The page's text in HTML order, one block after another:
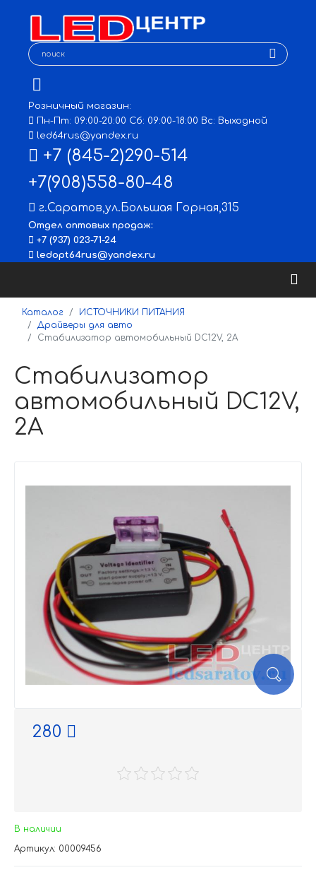
Розничный магазин:
Пн-Пт: 09:00-20:00 Сб: 09:00-18:00 Вс: Выходной
led64rus@yandex.ru
+7 (845-2)290-514
+7(908)558-80-48
г.Саратов,ул.Большая Горная,315
Отдел оптовых продаж:
+7 (937) 023-71-24
ledopt64rus@yandex.ru
Каталог
ИСТОЧНИКИ ПИТАНИЯ
Драйверы для авто
Стабилизатор автомобильный DC12V, 2A
Стабилизатор
автомобильный DC12V,
2A
280
В наличии
Артикул: 00009456